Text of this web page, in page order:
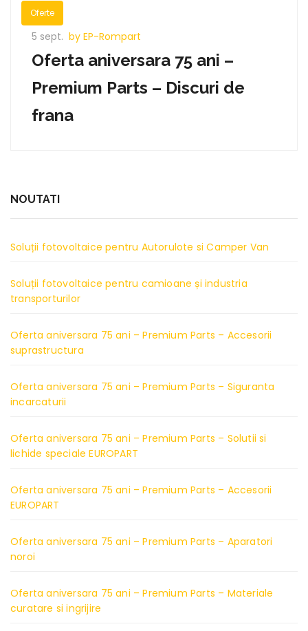
Oferte
5 sept. by EP-Rompart
Oferta aniversara 75 ani –
Premium Parts – Discuri de
frana
NOUTATI
Soluții fotovoltaice pentru Autorulote si Camper Van
Soluții fotovoltaice pentru camioane și industria
transporturilor
Oferta aniversara 75 ani – Premium Parts – Accesorii
suprastructura
Oferta aniversara 75 ani – Premium Parts – Siguranta
incarcaturii
Oferta aniversara 75 ani – Premium Parts – Solutii si
lichide speciale EUROPART
Oferta aniversara 75 ani – Premium Parts – Accesorii
EUROPART
Oferta aniversara 75 ani – Premium Parts – Aparatori
noroi
Oferta aniversara 75 ani – Premium Parts – Materiale
curatare si ingrijire